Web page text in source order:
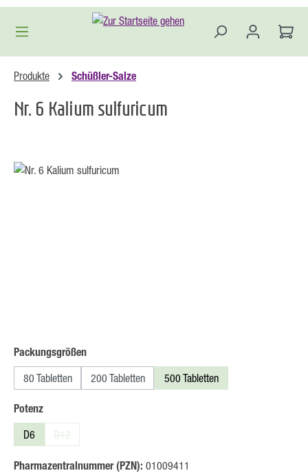
Zum Hauptinhalt springen
Produkte Schüßler-Salze
Nr. 6 Kalium sulfuricum
Bildergalerie überspringen
Packungsgrößenauswählen
80 Tabletten 200 Tabletten 500 Tabletten
Potenzauswählen
D6 D12
(Diese Option ist zurzeit nicht verfügbar.)
Pharmazentralnummer (PZN): 01009411